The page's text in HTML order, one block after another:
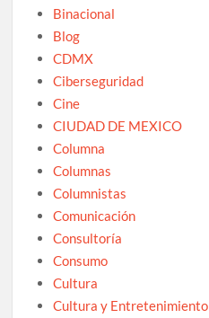
Binacional
Blog
CDMX
Ciberseguridad
Cine
CIUDAD DE MEXICO
Columna
Columnas
Columnistas
Comunicación
Consultoría
Consumo
Cultura
Cultura y Entretenimiento